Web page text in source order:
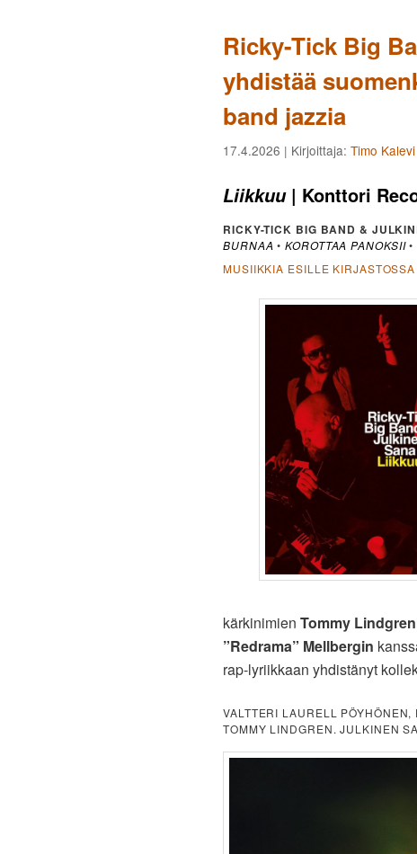
Ricky-Tick Big
yhdistää
band jazzia
17.4.2026 | Kirjoittaja: Timo
Liikkuu| Konttori
RICKY-TICK BIG BAND &
BURNAA •KOROTTAA PANOKSII•
MUSIIKKIA ESILLE KIRJASTOSSA
kärkinimien Tommy
”Redrama” Mellbergin
rap-lyriikkaan yhdistänyt
VALTTERI LAURELL PÖYHÖNEN,
TOMMY LINDGREN. JULKINEN